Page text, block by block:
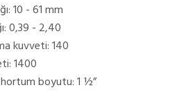
10 - 61 mm
0,39 - 2,40
kuvveti: 140
1400
boyutu: 1 ½”